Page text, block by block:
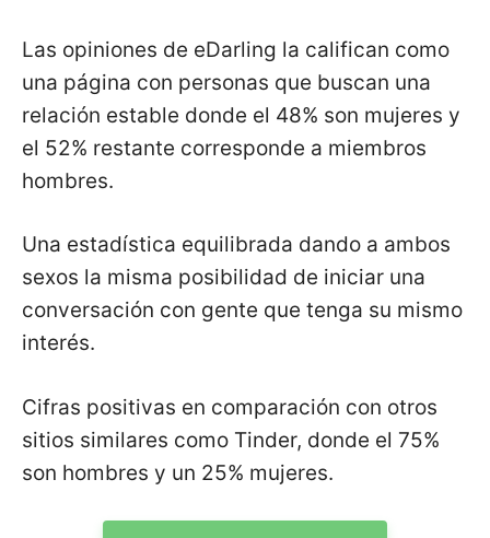
Las opiniones de eDarling la califican como
una página con personas que buscan una
relación estable donde el 48% son mujeres y
el 52% restante corresponde a miembros
hombres.
Una estadística equilibrada dando a ambos
sexos la misma posibilidad de iniciar una
conversación con gente que tenga su mismo
interés.
Cifras positivas en comparación con otros
sitios similares como Tinder, donde el 75%
son hombres y un 25% mujeres.